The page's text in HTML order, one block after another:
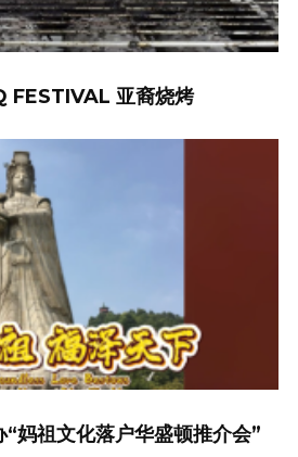
亚裔烧烤
妈祖文化落户华盛顿推介会”